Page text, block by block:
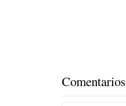
Comentarios